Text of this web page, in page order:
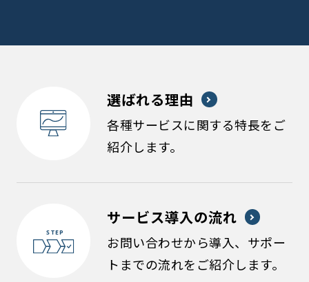
選ばれる理由
各種サービスに関する特長をご
紹介します。
サービス導入の流れ
お問い合わせから導入、サポー
トまでの流れをご紹介します。